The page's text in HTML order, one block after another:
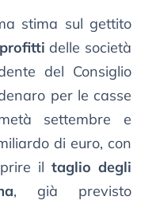
stima sul gettito
delle società
del Consiglio
per le casse
settembre e
di euro, con
il taglio degli
, già previsto